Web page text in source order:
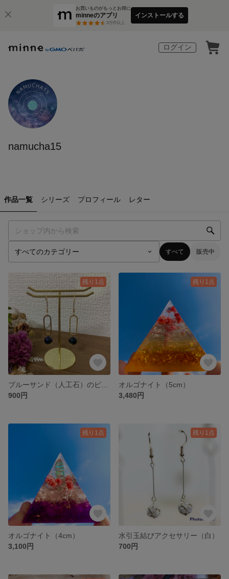
お買いものがもっとお得に
minneのアプリ
3万件以上
インストールする
ログイン
namucha15
作品一覧 シリーズ プロフィール レター
すべて 販売中
残り1点
900円
残り1点
オルゴナイト（5cm）
3,480円
残り1点
オルゴナイト（4cm）
3,100円
残り1点
水引玉結びアクセサリー（白）
700円